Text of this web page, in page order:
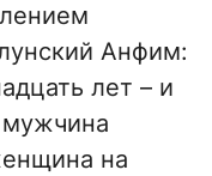
Анфим:
лет – и
мужчина
на